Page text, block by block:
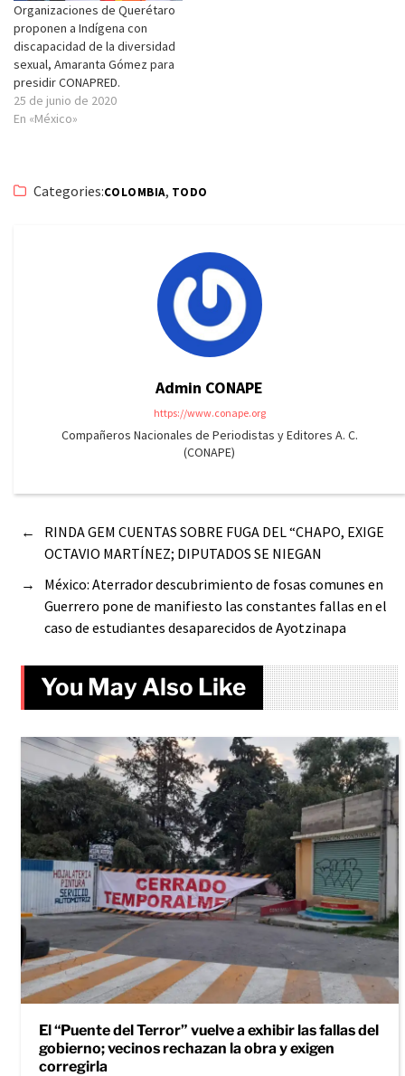
Organizaciones de Querétaro
proponen a Indígena con
discapacidad de la diversidad
sexual, Amaranta Gómez para
presidir CONAPRED.
25 de junio de 2020
En «México»
Categories:COLOMBIA, TODO
Admin CONAPE
https://www.conape.org
Compañeros Nacionales de Periodistas y Editores A. C.
(CONAPE)
←
RINDA GEM CUENTAS SOBRE FUGA DEL “CHAPO, EXIGE
OCTAVIO MARTÍNEZ; DIPUTADOS SE NIEGAN
→
México: Aterrador descubrimiento de fosas comunes en
Guerrero pone de manifiesto las constantes fallas en el
caso de estudiantes desaparecidos de Ayotzinapa
You May Also Like
El “Puente del Terror” vuelve a exhibir las fallas del
gobierno; vecinos rechazan la obra y exigen
corregirla